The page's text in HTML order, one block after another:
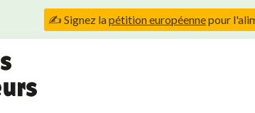
✍️ Signez lapétition européennepour